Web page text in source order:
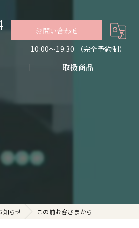
お問い合わせ
10:00〜19:30 （完全予約制）
ゼーション
取扱商品
知らせ この前お客さまから